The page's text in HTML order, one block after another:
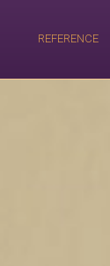
REFERENCE